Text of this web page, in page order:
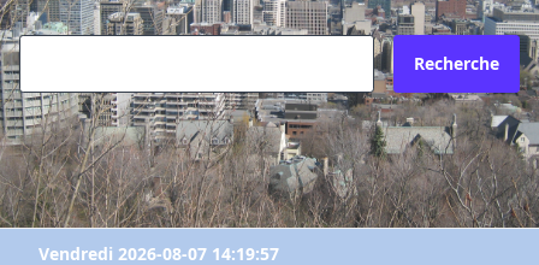
Recherche
Vendredi 2026-08-07 14:19:57